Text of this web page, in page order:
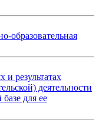
образовательная
результатах
деятельности
для ее